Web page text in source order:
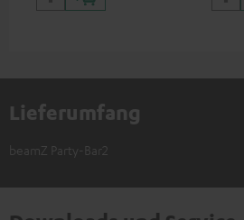
Lieferumfang
beamZ Party-Bar2